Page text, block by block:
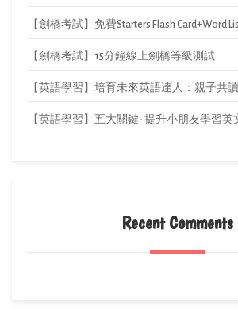
【劍橋考試】免費Starters Flash Card+Word
【劍橋考試】15分鐘線上劍橋等級測試
【英語學習】培育未來英語達人：親子共
【英語學習】五大關鍵- 提升小朋友學習英
Recent Comments